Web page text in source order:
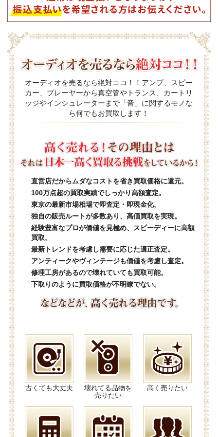
オーディオを売るなら絶対ココ！！アンプ、スピー
カー、プレーヤーから真空管やトランス、カートリ
ッジやインシュレーターまで「音」に関するモノな
ら何でもお買取します！
直営店だからムダなコストを省き買取価格に還元。
100万点超の買取実績でしっかり高額査定。
東京の最新市場相場で即査定・即現金化。
独自の販売ルートが多数あり、高価買取を実現。
経験豊富なプロが価値を見極め、スピーディーに高額
買取。
最新トレンドを考慮し需要に応じた適正査定。
アンティークやヴィンテージも価値を考慮し査定。
修理工房があるので壊れていても買取可能。
下取りのように買取価格が不明瞭でない。
古くても大丈夫
壊れてる品物を
売りたい
高く売りたい